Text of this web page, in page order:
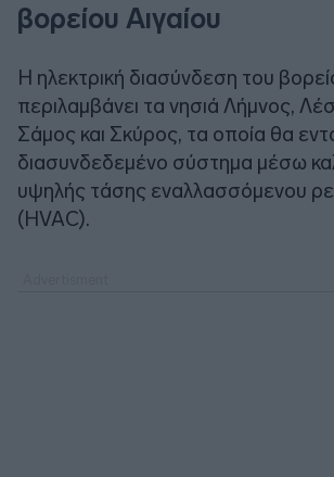
βορείου Αιγαίου
Η ηλεκτρική διασύνδεση του
περιλαμβάνει τα νησιά Λήμνος,
Σάμος και Σκύρος, τα οποία θα
διασυνδεδεμένο σύστημα μέσω
υψηλής τάσης εναλλασσόμενου
(HVAC).